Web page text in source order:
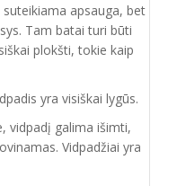
apsauga, bet
Tam batai turi būti
plokšti, tokie kaip
yra visiškai lygūs.
vidpadį galima išimti,
Vidpadžiai yra